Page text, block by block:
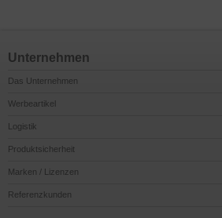
Unternehmen
Das Unternehmen
Werbeartikel
Logistik
Produktsicherheit
Marken / Lizenzen
Referenzkunden